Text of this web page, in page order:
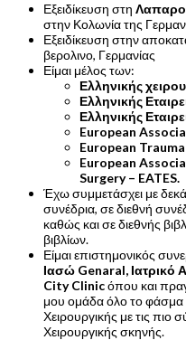
Εξειδίκευση στη
στην Κολωνία της
Εξειδίκευση στην
βερολινο, Γερμανίας
Είμαι μέλος των:
Ελληνικής
Ελληνικής
Ελληνικής
European
European
European
Surgery – EATES.
Έχω συμμετάσχει με
συνέδρια, σε διεθνή
καθώς και σε διεθνής
βιβλίων.
Είμαι επιστημονικός
Ιασώ Genaral, Ιατρικό
City Clinicόπου και
μου ομάδα όλο το φάσμα
Χειρουργικής με τις πιο
Χειρουργικής σκηνής.